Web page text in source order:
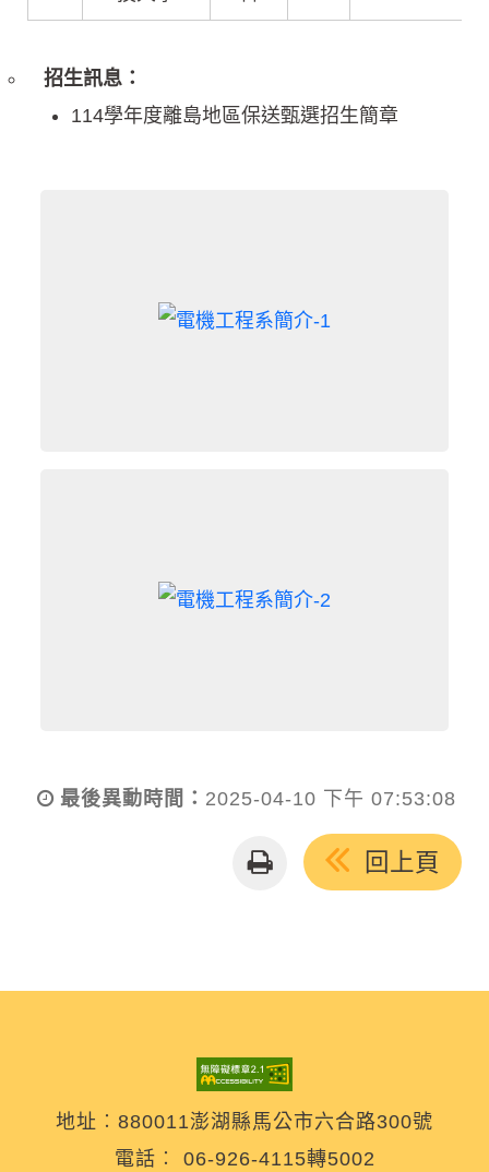
招生訊息：
114學年度離島地區保送甄選招生簡章
最後異動時間： 2025-04-10 下午 07:53:08
友
回上頁
地址︰880011澎湖縣馬公市六合路300號
電話︰ 06-926-4115轉5002